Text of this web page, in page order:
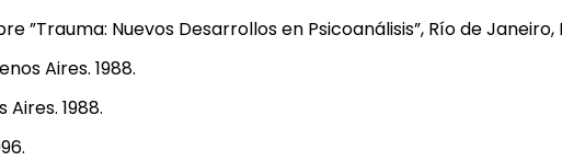
Nuevos Desarrollos en Psicoanálisis”, Río de Janeiro,
Aires. 1988.
Aires. 1988.